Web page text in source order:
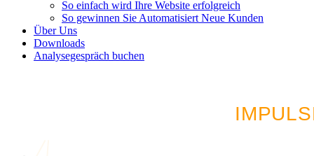
So einfach wird Ihre Website erfolgreich
So gewinnen Sie Automatisiert Neue Kunden
Über Uns
Downloads
Analysegespräch buchen